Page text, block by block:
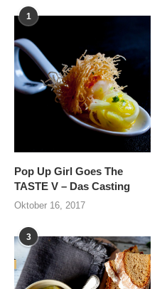
1
Pop Up Girl Goes The
TASTE V – Das Casting
Oktober 16, 2017
3